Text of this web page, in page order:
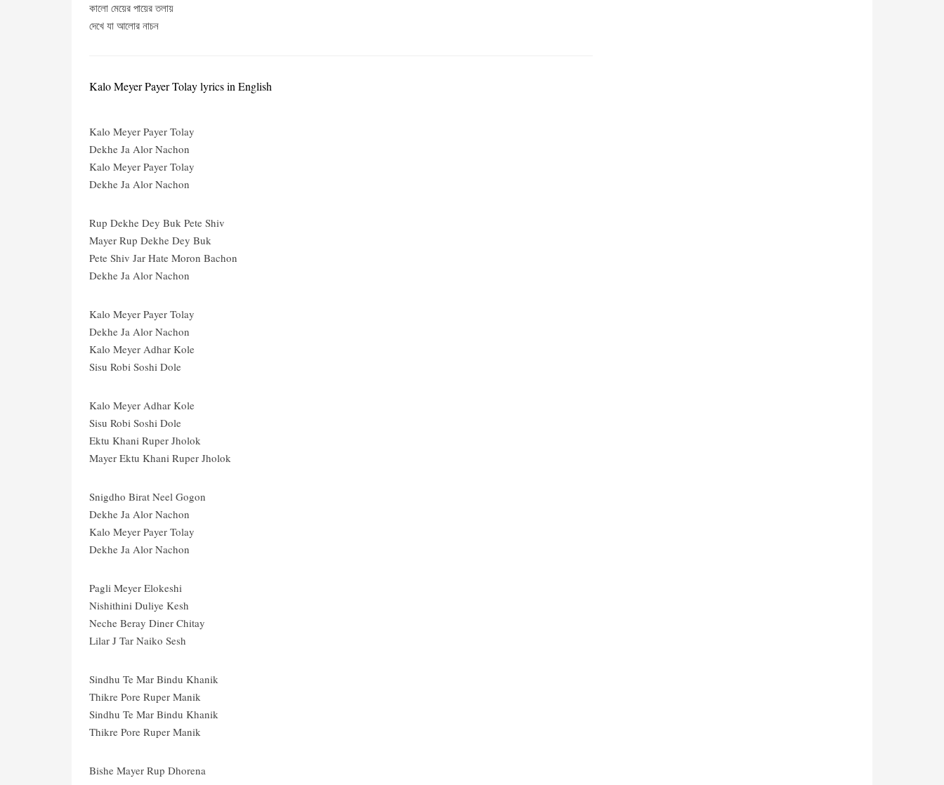
কালো মেয়ের পায়ের তলায়
দেখে যা আলোর নাচন
Kalo Meyer Payer Tolay lyrics in English
Kalo Meyer Payer Tolay
Dekhe Ja Alor Nachon
Kalo Meyer Payer Tolay
Dekhe Ja Alor Nachon
Rup Dekhe Dey Buk Pete Shiv
Mayer Rup Dekhe Dey Buk
Pete Shiv Jar Hate Moron Bachon
Dekhe Ja Alor Nachon
Kalo Meyer Payer Tolay
Dekhe Ja Alor Nachon
Kalo Meyer Adhar Kole
Sisu Robi Soshi Dole
Kalo Meyer Adhar Kole
Sisu Robi Soshi Dole
Ektu Khani Ruper Jholok
Mayer Ektu Khani Ruper Jholok
Snigdho Birat Neel Gogon
Dekhe Ja Alor Nachon
Kalo Meyer Payer Tolay
Dekhe Ja Alor Nachon
Pagli Meyer Elokeshi
Nishithini Duliye Kesh
Neche Beray Diner Chitay
Lilar J Tar Naiko Sesh
Sindhu Te Mar Bindu Khanik
Thikre Pore Ruper Manik
Sindhu Te Mar Bindu Khanik
Thikre Pore Ruper Manik
Bishe Mayer Rup Dhorena